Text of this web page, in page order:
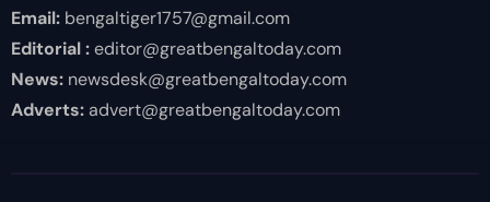
Email:bengaltiger1757@gmail.com
Editorial :editor@greatbengaltoday.com
News:newsdesk@greatbengaltoday.com
Adverts:advert@greatbengaltoday.com